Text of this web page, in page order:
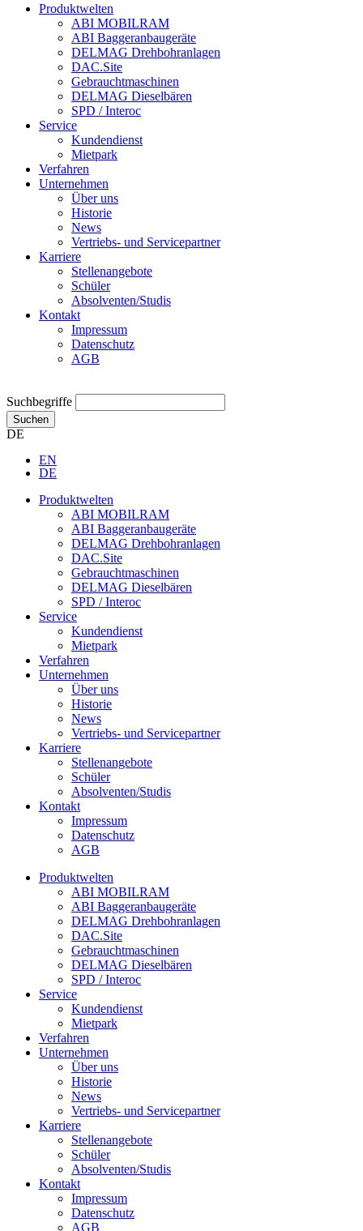
Produktwelten
ABI MOBILRAM
ABI Baggeranbaugeräte
DELMAG Drehbohranlagen
DAC.Site
Gebrauchtmaschinen
DELMAG Dieselbären
SPD / Interoc
Service
Kundendienst
Mietpark
Verfahren
Unternehmen
Über uns
Historie
News
Vertriebs- und Servicepartner
Karriere
Stellenangebote
Schüler
Absolventen/Studis
Kontakt
Impressum
Datenschutz
AGB
Suchbegriffe
Suchen
DE
EN
DE
Produktwelten
ABI MOBILRAM
ABI Baggeranbaugeräte
DELMAG Drehbohranlagen
DAC.Site
Gebrauchtmaschinen
DELMAG Dieselbären
SPD / Interoc
Service
Kundendienst
Mietpark
Verfahren
Unternehmen
Über uns
Historie
News
Vertriebs- und Servicepartner
Karriere
Stellenangebote
Schüler
Absolventen/Studis
Kontakt
Impressum
Datenschutz
AGB
Produktwelten
ABI MOBILRAM
ABI Baggeranbaugeräte
DELMAG Drehbohranlagen
DAC.Site
Gebrauchtmaschinen
DELMAG Dieselbären
SPD / Interoc
Service
Kundendienst
Mietpark
Verfahren
Unternehmen
Über uns
Historie
News
Vertriebs- und Servicepartner
Karriere
Stellenangebote
Schüler
Absolventen/Studis
Kontakt
Impressum
Datenschutz
AGB